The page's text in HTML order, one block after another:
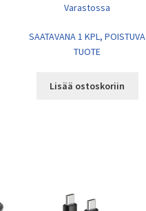
Varastossa
SAATAVANA 1 KPL, POISTUVA
TUOTE
Lisää ostoskoriin